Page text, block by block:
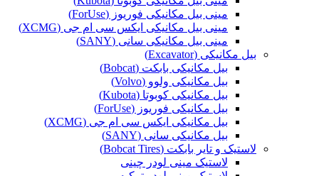
مینی بیل مکانیکی فوریوز (ForUse)
مینی بیل مکانیکی ایکس سی ام جی (XCMG)
مینی بیل مکانیکی سانی (SANY)
بیل مکانیکی (Excavator)
بیل مکانیکی بابکت (Bobcat)
بیل مکانیکی ولوو (Volvo)
بیل مکانیکی کوبوتا (Kubota)
بیل مکانیکی فوریوز (ForUse)
بیل مکانیکی ایکس سی ام جی (XCMG)
بیل مکانیکی سانی (SANY)
لاستیک و تایر بابکت (Bobcat Tires)
لاستیک مینی لودر چینی